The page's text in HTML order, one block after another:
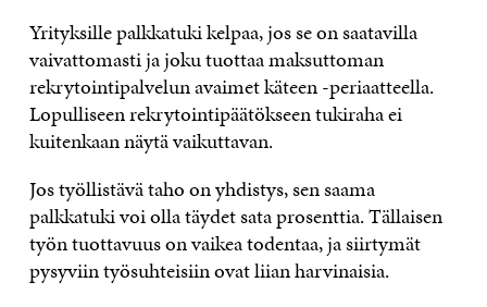
Yrityksille palkkatuki kelpaa, jos se on saatavilla
vaivattomasti ja joku tuottaa maksuttoman
rekrytointipalvelun avaimet käteen -periaatteella.
Lopulliseen rekrytointipäätökseen tukiraha ei
kuitenkaan näytä vaikuttavan.
Jos työllistävä taho on yhdistys, sen saama
palkkatuki voi olla täydet sata prosenttia. Tällaisen
työn tuottavuus on vaikea todentaa, ja siirtymät
pysyviin työsuhteisiin ovat liian harvinaisia.